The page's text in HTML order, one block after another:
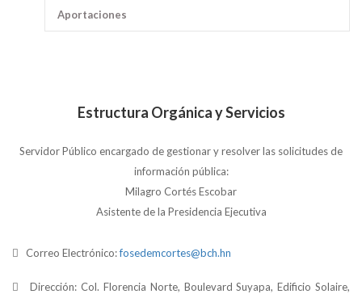
Aportaciones
Estructura Orgánica y Servicios
Servidor Público encargado de gestionar y resolver las solicitudes de
información pública:
Milagro Cortés Escobar
Asistente de la Presidencia Ejecutiva
Correo Electrónico:fosedemcortes@bch.hn
Dirección: Col. Florencia Norte, Boulevard Suyapa, Edificio Solaire,